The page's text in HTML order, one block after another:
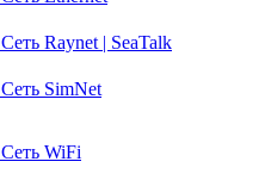
Сеть Raynet | SeaTalk
Сеть SimNet
Сеть WiFi